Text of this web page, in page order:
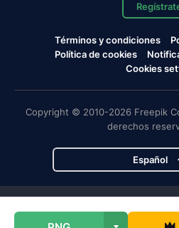
Términos y condiciones
Política de cookies
Cookies
Copyright © 2010-2026 Freepik
derechos
Español